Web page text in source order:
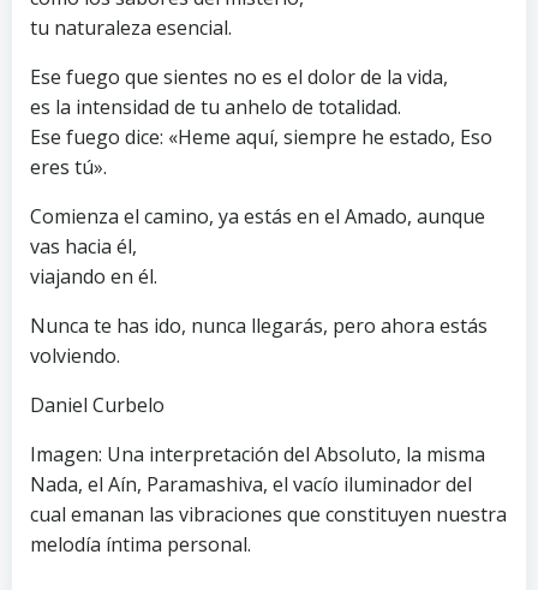
tu naturaleza esencial.
Ese fuego que sientes no es el dolor de la vida,
es la intensidad de tu anhelo de totalidad.
Ese fuego dice: «Heme aquí, siempre he estado, Eso
eres tú».
Comienza el camino, ya estás en el Amado, aunque
vas hacia él,
viajando en él.
Nunca te has ido, nunca llegarás, pero ahora estás
volviendo.
Daniel Curbelo
Imagen: Una interpretación del Absoluto, la misma
Nada, el Aín, Paramashiva, el vacío iluminador del
cual emanan las vibraciones que constituyen nuestra
melodía íntima personal.